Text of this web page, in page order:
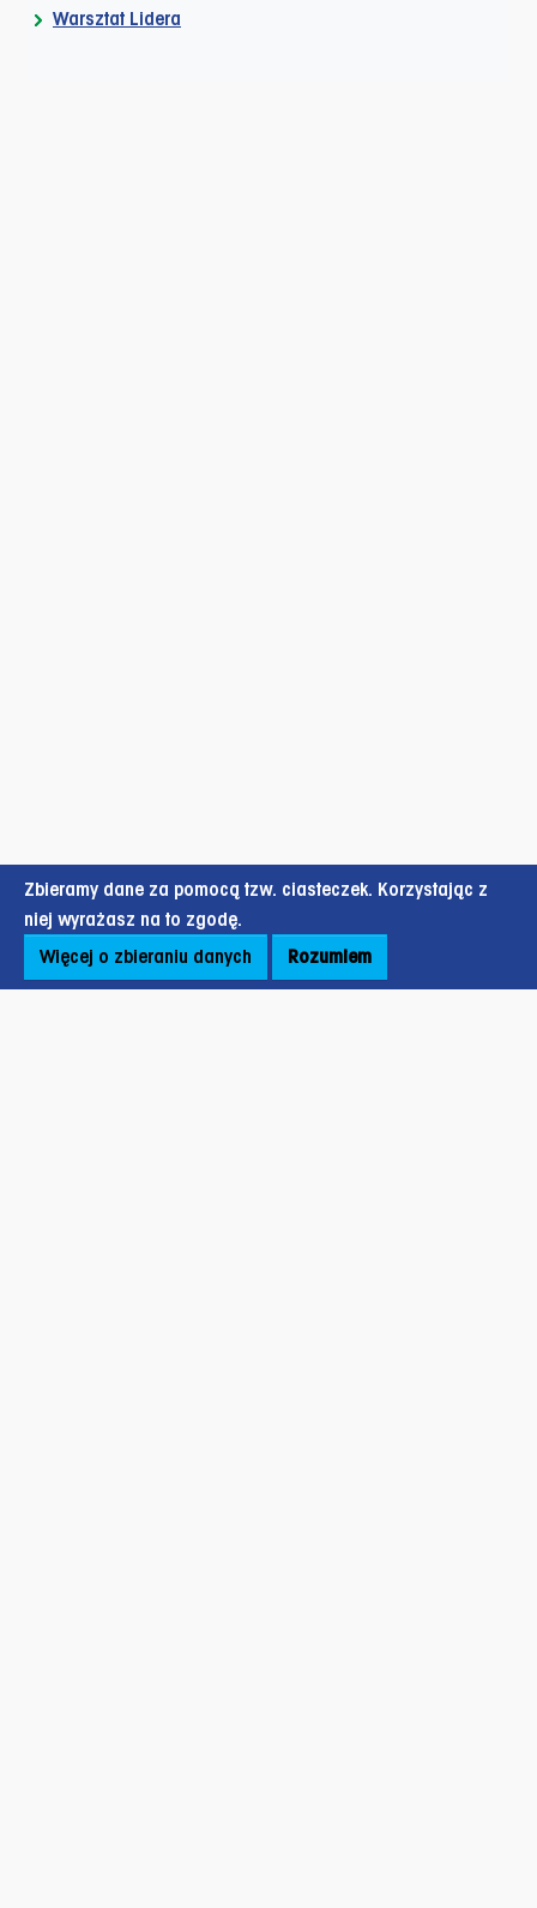
Warsztat Lidera
Zbieramy dane za pomocą tzw. ciasteczek. Korzystając z
niej wyrażasz na to zgodę.
Więcej o zbieraniu danych
Rozumiem